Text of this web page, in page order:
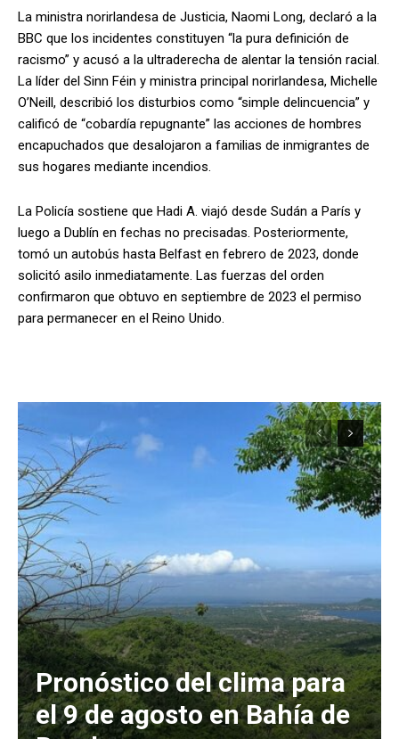
La ministra norirlandesa de Justicia, Naomi Long, declaró a la
BBC que los incidentes constituyen “la pura definición de
racismo” y acusó a la ultraderecha de alentar la tensión racial.
La líder del Sinn Féin y ministra principal norirlandesa, Michelle
O’Neill, describió los disturbios como “simple delincuencia” y
calificó de “cobardía repugnante” las acciones de hombres
encapuchados que desalojaron a familias de inmigrantes de
sus hogares mediante incendios.
La Policía sostiene que Hadi A. viajó desde Sudán a París y
luego a Dublín en fechas no precisadas. Posteriormente,
tomó un autobús hasta Belfast en febrero de 2023, donde
solicitó asilo inmediatamente. Las fuerzas del orden
confirmaron que obtuvo en septiembre de 2023 el permiso
para permanecer en el Reino Unido.
Pronóstico del clima para
el 9 de agosto en Bahía de